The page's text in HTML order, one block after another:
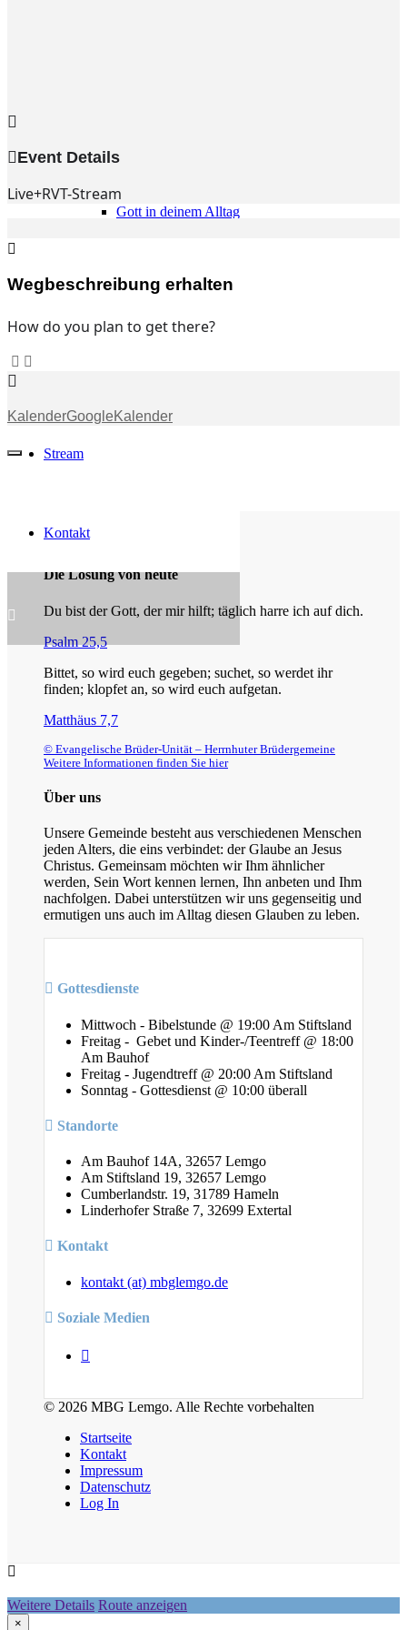
Jugend Home
Kinder/Jungschar
Gott in deinem Alltag
Junge Erwachsene
Junge Erwachsene
MBG Hameln
Stream
Kontakt
Event Details
Live+RVT-Stream
Wegbeschreibung erhalten
How do you plan to get there?
KalenderGoogleKalender
Die Losung von heute
Du bist der Gott, der mir hilft; täglich harre ich auf dich.
Psalm 25,5
Bittet, so wird euch gegeben; suchet, so werdet ihr
finden; klopfet an, so wird euch aufgetan.
Matthäus 7,7
© Evangelische Brüder-Unität – Herrnhuter Brüdergemeine
Weitere Informationen finden Sie hier
Über uns
Unsere Gemeinde besteht aus verschiedenen Menschen
jeden Alters, die eins verbindet: der Glaube an Jesus
Christus. Gemeinsam möchten wir Ihm ähnlicher
werden, Sein Wort kennen lernen, Ihn anbeten und Ihm
nachfolgen. Dabei unterstützen wir uns gegenseitig und
ermutigen uns auch im Alltag diesen Glauben zu leben.
Gottesdienste
Mittwoch - Bibelstunde @ 19:00 Am Stiftsland
Freitag - Gebet und Kinder-/Teentreff @ 18:00
Am Bauhof
Freitag - Jugendtreff @ 20:00 Am Stiftsland
Sonntag - Gottesdienst @ 10:00 überall
Standorte
Am Bauhof 14A, 32657 Lemgo
Am Stiftsland 19, 32657 Lemgo
Cumberlandstr. 19, 31789 Hameln
Linderhofer Straße 7, 32699 Extertal
Kontakt
kontakt (at) mbglemgo.de
Soziale Medien
© 2026 MBG Lemgo. Alle Rechte vorbehalten
Startseite
Kontakt
Impressum
Datenschutz
Log In
Weitere Details Route anzeigen
×